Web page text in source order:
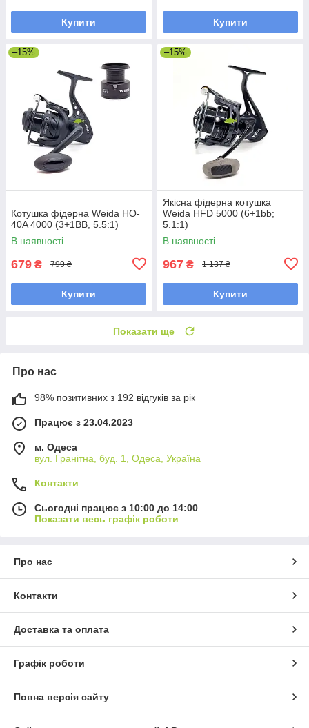
Купити Купити
–15%
Котушка фідерна Weida HO-
40A 4000 (3+1BB, 5.5:1)
В наявності
679 ₴ 799 ₴
Купити
–15%
Якісна фідерна котушка
Weida HFD 5000 (6+1bb;
5.1:1)
В наявності
967 ₴ 1 137 ₴
Купити
Показати ще
Про нас
98% позитивних з 192 відгуків за рік
Працює з 23.04.2023
м. Одеса
вул. Гранітна, буд. 1, Одеса, Україна
Контакти
Сьогодні працює з 10:00 до 14:00
Показати весь графік роботи
Про нас
Контакти
Доставка та оплата
Графік роботи
Повна версія сайту